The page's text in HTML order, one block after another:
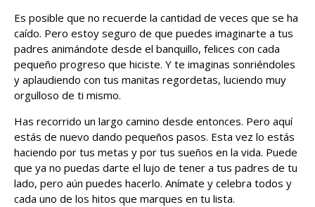
Es posible que no recuerde la cantidad de veces que se ha
caído. Pero estoy seguro de que puedes imaginarte a tus
padres animándote desde el banquillo, felices con cada
pequeño progreso que hiciste. Y te imaginas sonriéndoles
y aplaudiendo con tus manitas regordetas, luciendo muy
orgulloso de ti mismo.
Has recorrido un largo camino desde entonces. Pero aquí
estás de nuevo dando pequeños pasos. Esta vez lo estás
haciendo por tus metas y por tus sueños en la vida. Puede
que ya no puedas darte el lujo de tener a tus padres de tu
lado, pero aún puedes hacerlo. Anímate y celebra todos y
cada uno de los hitos que marques en tu lista.